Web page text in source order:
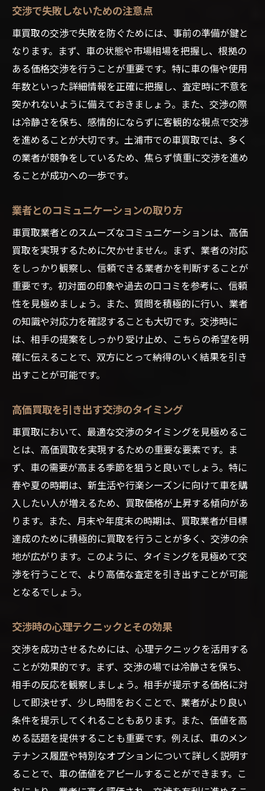
交渉で失敗しないための注意点
車買取の交渉で失敗を防ぐためには、事前の準備が鍵と
なります。まず、車の状態や市場相場を把握し、根拠の
ある価格交渉を行うことが重要です。特に車の傷や使用
年数といった詳細情報を正確に把握し、査定時に不意を
突かれないように備えておきましょう。また、交渉の際
は冷静さを保ち、感情的にならずに客観的な視点で交渉
を進めることが大切です。土浦市での車買取では、多く
の業者が競争をしているため、焦らず慎重に交渉を進め
ることが成功への一歩です。
業者とのコミュニケーションの取り方
車買取業者とのスムーズなコミュニケーションは、高価
買取を実現するために欠かせません。まず、業者の対応
をしっかり観察し、信頼できる業者かを判断することが
重要です。初対面の印象や過去の口コミを参考に、信頼
性を見極めましょう。また、質問を積極的に行い、業者
の知識や対応力を確認することも大切です。交渉時に
は、相手の提案をしっかり受け止め、こちらの希望を明
確に伝えることで、双方にとって納得のいく結果を引き
出すことが可能です。
高価買取を引き出す交渉のタイミング
車買取において、最適な交渉のタイミングを見極めるこ
とは、高価買取を実現するための重要な要素です。ま
ず、車の需要が高まる季節を狙うと良いでしょう。特に
春や夏の時期は、新生活や行楽シーズンに向けて車を購
入したい人が増えるため、買取価格が上昇する傾向があ
ります。また、月末や年度末の時期は、買取業者が目標
達成のために積極的に買取を行うことが多く、交渉の余
地が広がります。このように、タイミングを見極めて交
渉を行うことで、より高価な査定を引き出すことが可能
となるでしょう。
交渉時の心理テクニックとその効果
交渉を成功させるためには、心理テクニックを活用する
ことが効果的です。まず、交渉の場では冷静さを保ち、
相手の反応を観察しましょう。相手が提示する価格に対
して即決せず、少し時間をおくことで、業者がより良い
条件を提示してくれることもあります。また、価値を高
める話題を提供することも重要です。例えば、車のメン
テナンス履歴や特別なオプションについて詳しく説明す
ることで、車の価値をアピールすることができます。こ